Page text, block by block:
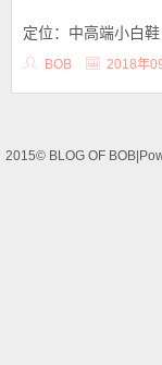
定位：中高端小白
BOB 2018年
2015© BLOG OF